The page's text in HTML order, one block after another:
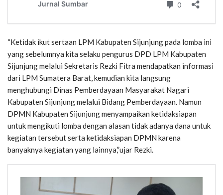
“Ketidak ikut sertaan LPM Kabupaten Sijunjung pada lomba ini
yang sebelumnya kita selaku pengurus DPD LPM Kabupaten
Sijunjung melalui Sekretaris Rezki Fitra mendapatkan informasi
dari LPM Sumatera Barat, kemudian kita langsung
menghubungi Dinas Pemberdayaan Masyarakat Nagari
Kabupaten Sijunjung melalui Bidang Pemberdayaan. Namun
DPMN Kabupaten Sijunjung menyampaikan ketidaksiapan
untuk mengikuti lomba dengan alasan tidak adanya dana untuk
kegiatan tersebut serta ketidaksiapan DPMN karena
banyaknya kegiatan yang lainnya,”ujar Rezki.